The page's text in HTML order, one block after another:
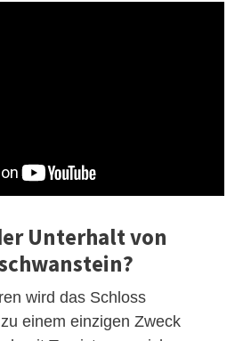
Unterhalt von
wird das Schloss
einem einzigen Zweck